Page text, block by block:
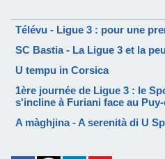
Télévu - Ligue 3 : pour une
SC Bastia - La Ligue 3 et la
U tempu in Corsica
1ère journée de Ligue 3 : le
s'incline à Furiani face au Puy-
A màghjina - A serenità di U